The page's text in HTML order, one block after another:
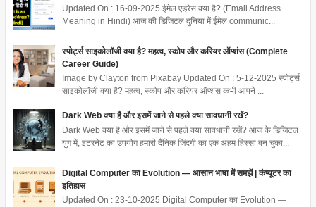
Updated On : 16-09-2025 ईमेल एड्रेस क्या है? (Email Address
Meaning in Hindi) आज की डिजिटल दुनिया में ईमेल communic...
स्पोर्ट्स साइकोलॉजी क्या है? महत्व, स्कोप और करियर ऑप्शंस (Complete
Career Guide)
Image by Clayton from Pixabay Updated On : 5-12-2025 स्पोर्ट्स
साइकोलॉजी क्या है? महत्व, स्कोप और करियर ऑप्शंस कभी आपने ...
Dark Web क्या है और इसमें जाने से पहले क्या सावधानी रखें?
Dark Web क्या है और इसमें जाने से पहले क्या सावधानी रखें? आज के डिजिटल
युग में, इंटरनेट का उपयोग हमारी दैनिक जिंदगी का एक अहम हिस्सा बन चुका...
Digital Computer का Evolution — आसान भाषा में समझें | कंप्यूटर का
इतिहास
Updated On : 23-10-2025 Digital Computer का Evolution —